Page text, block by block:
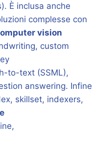
È inclusa anche
complesse con
vision
custom
to-text (SSML),
answering. Infine
skillset, indexers,